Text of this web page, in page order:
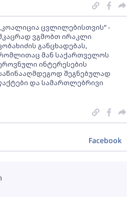
ცვლილებისთვის“ -
ვგმობთ ირაკლი
განცხადებას,
მან საქართველოს
ინტერესების
შეგნებულად
და სამართლებრივი
Facebook